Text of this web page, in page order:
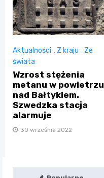
Aktualności , Z kraju , Ze
świata
Wzrost stężenia
metanu w powietrzu
nad Bałtykiem.
Szwedzka stacja
alarmuje
30 września 2022